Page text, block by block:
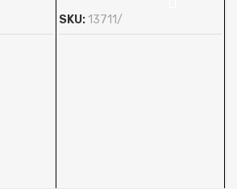
SKU: 13711/